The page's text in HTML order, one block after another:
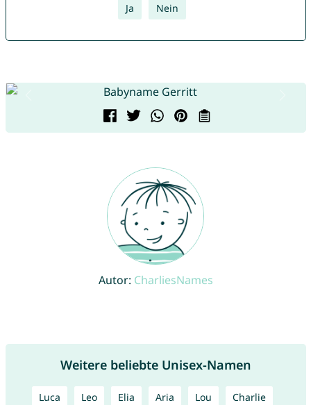
Ja Nein
Autor: CharliesNames
Weitere beliebte Unisex-Namen
Luca Leo Elia Aria Lou Charlie